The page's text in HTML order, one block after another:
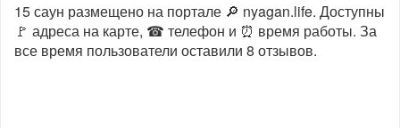
15 саун размещено на портале 🔎 nyagan.life. Доступны
🚩 адреса на карте, ☎ телефон и ⏰ время работы. За
все время пользователи оставили 8 отзывов.